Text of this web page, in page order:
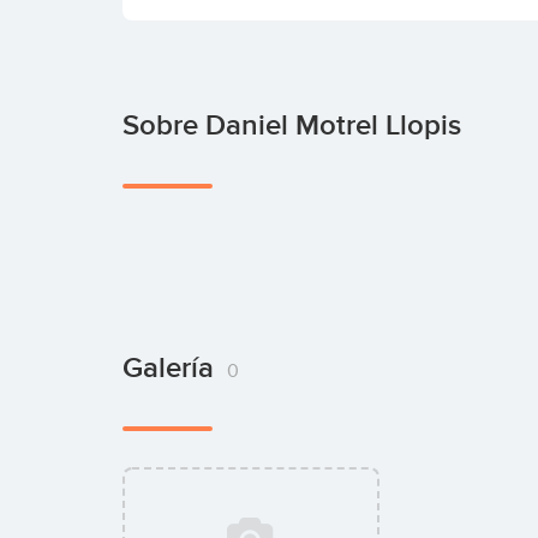
Sobre Daniel Motrel Llopis
Galería 0